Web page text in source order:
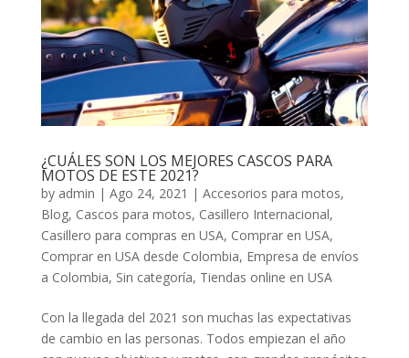
¿CUÁLES SON LOS MEJORES CASCOS PARA
MOTOS DE ESTE 2021?
by admin | Ago 24, 2021 | Accesorios para motos,
Blog, Cascos para motos, Casillero Internacional,
Casillero para compras en USA, Comprar en USA,
Comprar en USA desde Colombia, Empresa de envíos
a Colombia, Sin categoría, Tiendas online en USA
Con la llegada del 2021 son muchas las expectativas
de cambio en las personas. Todos empiezan el año